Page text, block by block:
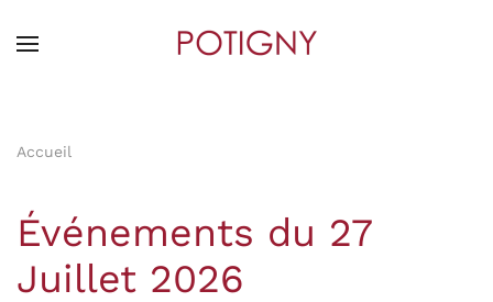
content
Accueil
Événements du 27
Juillet 2026